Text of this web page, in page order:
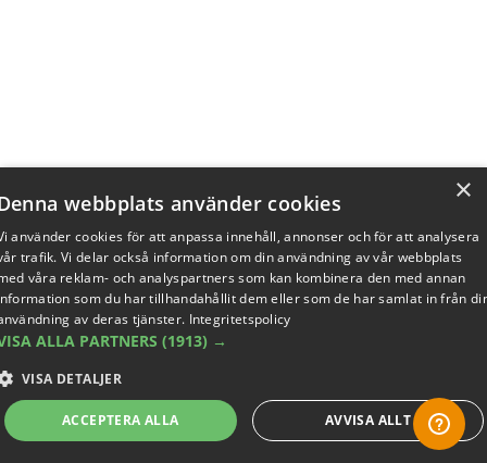
×
webbplats använder cookies
använder cookies för att anpassa innehåll, annonser och för att analysera
trafik. Vi delar också information om din användning av vår webbplats
våra reklam- och analyspartners som kan kombinera den med annan
som du har tillhandahållit dem eller som de har samlat in från
av deras tjänster. Integritetspolicy
ALLA PARTNERS (1913) →
VISA DETALJER
ACCEPTERA ALLA AVVISA ALLT